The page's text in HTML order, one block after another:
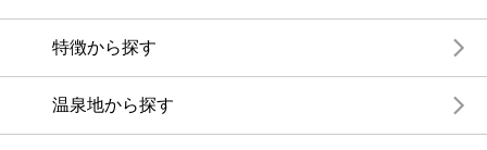
特徴から探す
温泉地から探す